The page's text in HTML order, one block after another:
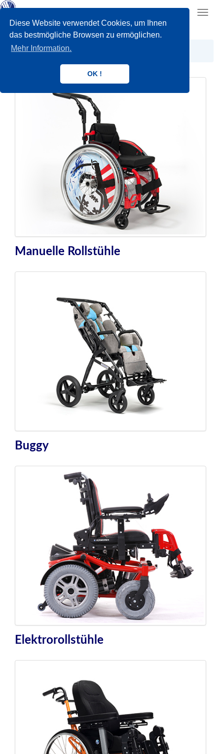
Diese Website verwendet Cookies, um Ihnen
das bestmögliche Browsen zu ermöglichen.
Mehr Information.
OK !
KIDS
Manuelle Rollstühle
Buggy
Elektrorollstühle